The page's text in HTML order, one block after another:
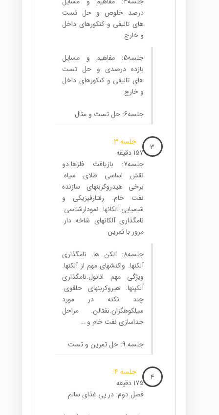
درصد خلوص و حل تست
های تالیفی و کنکورهای داخل
و خارج
جلسه5: مفاهیم و مسایل
بازده درصدی و حل تست
های تالیفی و کنکورهای داخل
و خارج
جلسه6: حل تست و مثال
3
جلسه 3:
157 دقیقه
جلسه7: بازیافت فلزها.دو
نقش اساسی طلای سیاه.
برخی هیدروکربنهای سازنده
نفت خام. رفتارفیزیکی و
شیمیایی آلکانها. نمودارشناسی.
نامگذاری آلکانهای شاخه دار.
مرور با تمرین
جلسه8: آلکن ها. نامگذاری
آلکنها. واکنشهای مهم از آلکنها.
ویژگی مهم اتانول.نامگذاری
آلکینها. هیروکربنهای حلقوی.
چند نکته در مورد
سیلکوهگزان.نفتالن. مراحل
جداسازی نفت خام و …
جلسه 9: حل تمرین و تست
4
جلسه 4:
175 دقیقه
فصل دوم: در پی غذای سالم